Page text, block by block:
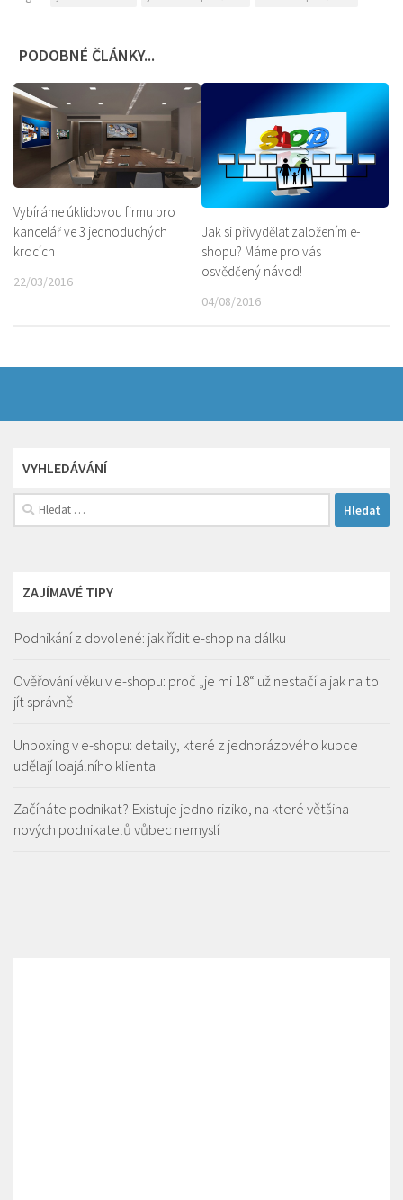
PODOBNÉ ČLÁNKY...
Vybíráme úklidovou firmu pro
kancelář ve 3 jednoduchých
krocích
22/03/2016
Jak si přivydělat založením e-
shopu? Máme pro vás
osvědčený návod!
04/08/2016
VYHLEDÁVÁNÍ
Vyhledávání
ZAJÍMAVÉ TIPY
Podnikání z dovolené: jak řídit e-shop na dálku
Ověřování věku v e-shopu: proč „je mi 18“ už nestačí a jak na to
jít správně
Unboxing v e-shopu: detaily, které z jednorázového kupce
udělají loajálního klienta
Začínáte podnikat? Existuje jedno riziko, na které většina
nových podnikatelů vůbec nemyslí